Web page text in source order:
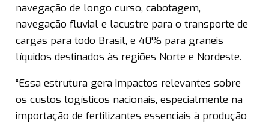
navegação de longo curso, cabotagem,
navegação fluvial e lacustre para o transporte de
cargas para todo Brasil, e 40% para graneis
líquidos destinados às regiões Norte e Nordeste.
“Essa estrutura gera impactos relevantes sobre
os custos logísticos nacionais, especialmente na
importação de fertilizantes essenciais à produção